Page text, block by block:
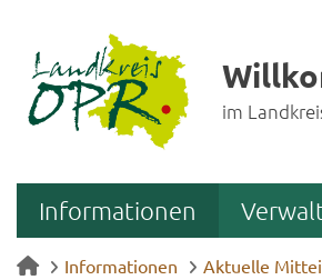
im
Informationen
Informationen Aktuelle